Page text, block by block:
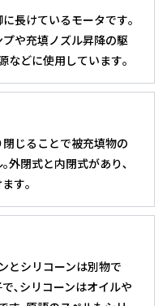
長けているモータです｡
や充填ノズル昇降の駆
などに使用しています｡
じることで被充填物の
外閉式と内閉式があり､
す｡
とシリコーンは別物で
､シリコーンはオイルや